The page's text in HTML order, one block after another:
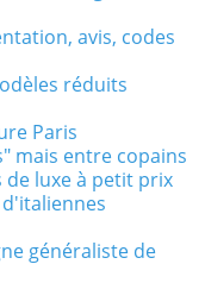
avis, codes
réduits
Paris
mais entre copains
de luxe à petit prix
généraliste de